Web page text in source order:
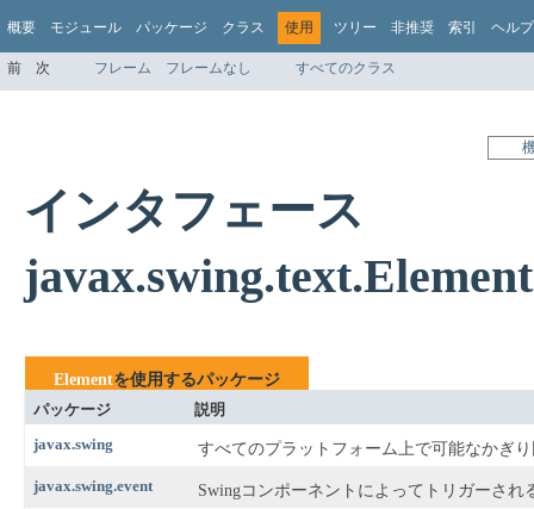
概要 モジュール パッケージ クラス 使用 ツリー 非推奨 索引 ヘルプ
前 次 フレーム フレームなし すべてのクラス
インタフェース
Elementを使用するパッケージ
パッケージ
説明
javax.swing
すべてのプラットフォーム上で可能なかぎ
javax.swing.event Swingコンポーネントによってトリガーされ